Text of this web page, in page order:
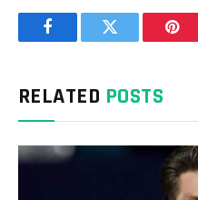
FacebookTwitter
RELATED POSTS